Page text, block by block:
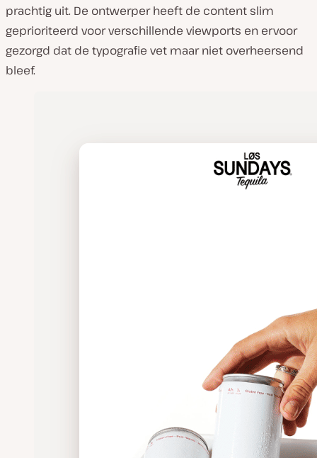
prachtig uit. De ontwerper heeft de content slim
geprioriteerd voor verschillende viewports en ervoor
gezorgd dat de typografie vet maar niet overheersend
bleef.